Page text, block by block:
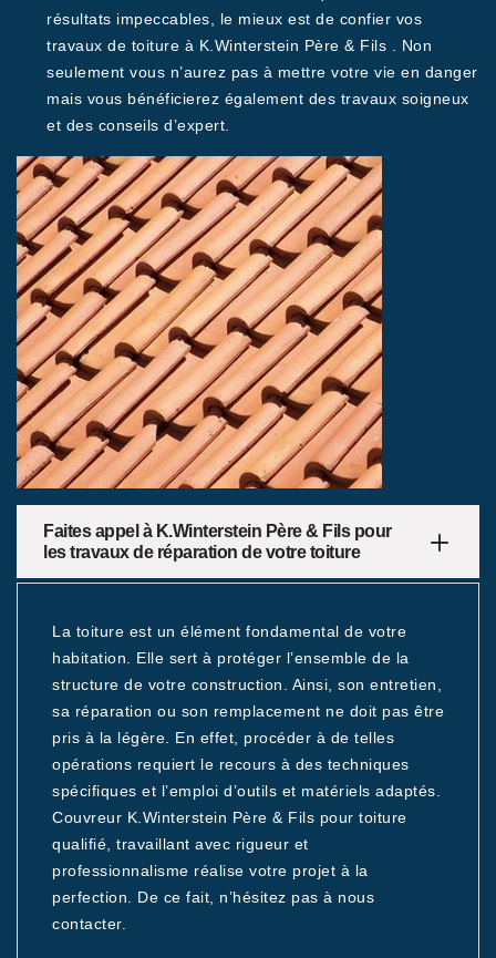
résultats impeccables, le mieux est de confier vos
travaux de toiture à K.Winterstein Père & Fils . Non
seulement vous n’aurez pas à mettre votre vie en danger
mais vous bénéficierez également des travaux soigneux
et des conseils d’expert.
Faites appel à K.Winterstein Père & Fils pour
les travaux de réparation de votre toiture
La toiture est un élément fondamental de votre
habitation. Elle sert à protéger l’ensemble de la
structure de votre construction. Ainsi, son entretien,
sa réparation ou son remplacement ne doit pas être
pris à la légère. En effet, procéder à de telles
opérations requiert le recours à des techniques
spécifiques et l’emploi d’outils et matériels adaptés.
Couvreur K.Winterstein Père & Fils pour toiture
qualifié, travaillant avec rigueur et
professionnalisme réalise votre projet à la
perfection. De ce fait, n’hésitez pas à nous
contacter.